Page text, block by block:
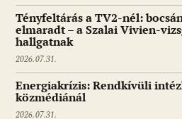
Tényfeltárás a TV2-nél:
elmaradt – a Szalai Vivien-
hallgatnak
2026.07.31.
Energiakrízis: Rendkívüli
közmédiánál
2026.07.31.